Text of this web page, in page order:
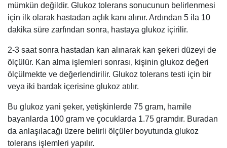
mümkün değildir. Glukoz tolerans sonucunun belirlenmesi
için ilk olarak hastadan açlık kanı alınır. Ardından 5 ila 10
dakika süre zarfından sonra, hastaya glukoz içirilir.
2-3 saat sonra hastadan kan alınarak kan şekeri düzeyi de
ölçülür. Kan alma işlemleri sonrası, kişinin glukoz değeri
ölçülmekte ve değerlendirilir. Glukoz tolerans testi için bir
veya iki bardak içerisine glukoz atılır.
Bu glukoz yani şeker, yetişkinlerde 75 gram, hamile
bayanlarda 100 gram ve çocuklarda 1.75 gramdır. Buradan
da anlaşılacağı üzere belirli ölçüler boyutunda glukoz
tolerans işlemleri yapılır.